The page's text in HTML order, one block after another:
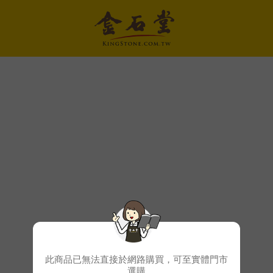
此商品已無法直接於網路購買，可至實體門市
選購